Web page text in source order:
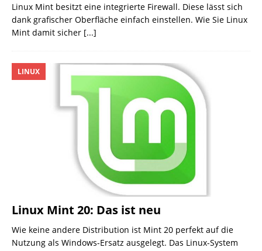
Linux Mint besitzt eine integrierte Firewall. Diese lässt sich
dank grafischer Oberfläche einfach einstellen. Wie Sie Linux
Mint damit sicher [...]
Linux Mint 20: Das ist neu
LINUX
Wie keine andere Distribution ist Mint 20 perfekt auf die
Nutzung als Windows-Ersatz ausgelegt. Das Linux-System